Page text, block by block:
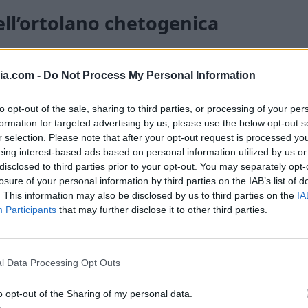
- Do Not Process My Personal Information
opt-out of the sale, sharing to third parties, or processing of your
for targeted advertising by us, please use the below opt-out
selection. Please note that after your opt-out request is processed
interest-based ads based on personal information utilized by us
to third parties prior to your opt-out. You may separately
of your personal information by third parties on the IAB’s list of
This information may also be disclosed by us to third parties on the
Participants that may further disclose it to other third parties.
Data Processing Opt Outs
opt-out of the Sharing of my personal data.
chetogenica
lupino, farina di semi di girasole e farina di
Il ripieno invece è composto da un
mix
funghi, cipolla, aglio, sale e spezie.
basta avere un po’ di fantasia e